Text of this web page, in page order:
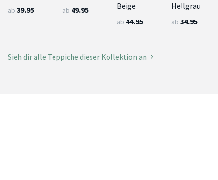
ab 39.95 ab 49.95
Beige
ab 44.95
Hellgrau
ab 34.95
Sieh dir alle Teppiche dieser Kollektion an